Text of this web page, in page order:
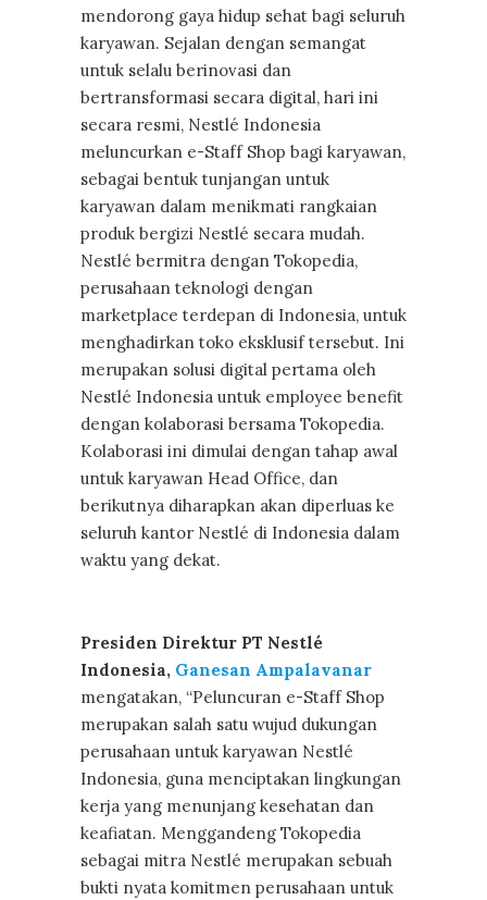
mendorong gaya hidup sehat bagi seluruh
karyawan. Sejalan dengan semangat
untuk selalu berinovasi dan
bertransformasi secara digital, hari ini
secara resmi, Nestlé Indonesia
meluncurkan e-Staff Shop bagi karyawan,
sebagai bentuk tunjangan untuk
karyawan dalam menikmati rangkaian
produk bergizi Nestlé secara mudah.
Nestlé bermitra dengan Tokopedia,
perusahaan teknologi dengan
marketplace terdepan di Indonesia, untuk
menghadirkan toko eksklusif tersebut. Ini
merupakan solusi digital pertama oleh
Nestlé Indonesia untuk employee benefit
dengan kolaborasi bersama Tokopedia.
Kolaborasi ini dimulai dengan tahap awal
untuk karyawan Head Office, dan
berikutnya diharapkan akan diperluas ke
seluruh kantor Nestlé di Indonesia dalam
waktu yang dekat.
Presiden Direktur PT Nestlé
Indonesia, Ganesan Ampalavanar
mengatakan, “Peluncuran e-Staff Shop
merupakan salah satu wujud dukungan
perusahaan untuk karyawan Nestlé
Indonesia, guna menciptakan lingkungan
kerja yang menunjang kesehatan dan
keafiatan. Menggandeng Tokopedia
sebagai mitra Nestlé merupakan sebuah
bukti nyata komitmen perusahaan untuk